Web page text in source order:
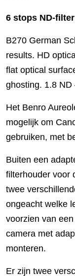
6 stops ND-
B270 German
results. HD
flat optical
ghosting. 1.8 ND
Het Benro
mogelijk om
gebruiken, met
Buiten een
filterhouder voor
twee
ongeacht welke
voorzien van
camera met
monteren.
Er zijn twee